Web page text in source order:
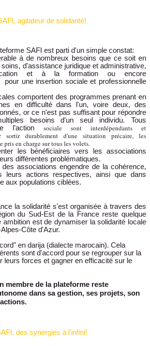
agitateur de solidarité!
SAFI est parti d'un simple constat:
à de nombreux besoins que ce soit en
d'assistance juridique et administrative,
et à la formation ou encore
pour une insertion sociale et professionnelle
comportent des programmes prenant en
en difficulté dans l'un, voire deux, des
or ce n'est pas suffisant pour répondre
besoins d'un seul individu. Tous
l’action sociale sont interdépendants et
sortir durablement d'une situation précaire, les
pris en charge sur tous les volets.
les bénéficiaires vers les associations
différentes problématiques.
associations engendre de la cohérence,
leurs actions respectives, ainsi que dans
aux populations ciblées.
la solidarité s'est organisée à travers des
du Sud-Est de la France reste quelque
ambition est de dynamiser la solidarité locale
Côte d'Azur.
en darija (dialecte marocain). Cela
sont d'accord pour se regrouper sur la
leurs forces et gagner en efficacité sur le
membre de la plateforme reste
dans sa gestion, ses projets, son
des synergies à l'infini!